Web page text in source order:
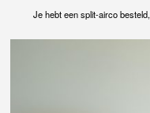
Je hebt een split-airco